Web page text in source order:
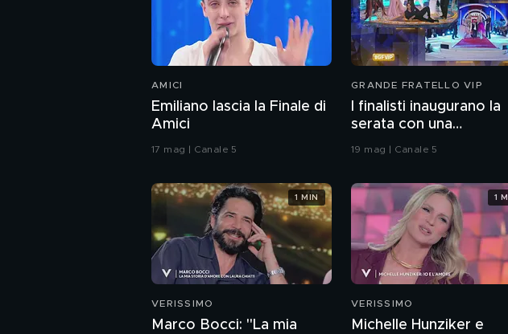
AMICI
Emiliano lascia la Finale di
Amici
17 mag | Canale 5
GRANDE FRATELLO VIP
I finalisti inaugurano la
serata con una
coreografia
19 mag | Canale 5
VERISSIMO
Marco Bocci: "La mia
1 MIN
VERISSIMO
Michelle Hunziker e
1